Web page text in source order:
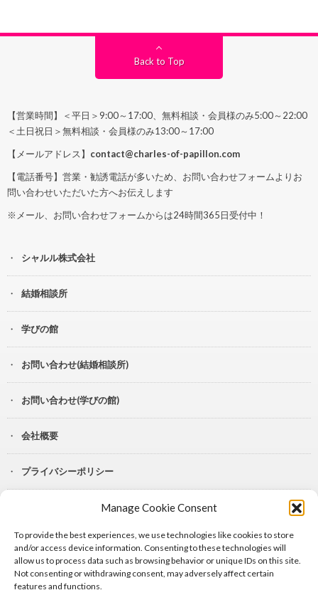
Manage Cookie Consent
To provide the best experiences, we use technologies like cookies to store
and/or access device information. Consenting to these technologies will
allow us to process data such as browsing behavior or unique IDs on this site.
Not consenting or withdrawing consent, may adversely affect certain
features and functions.
Back to Top
【営業時間】＜平日＞9:00～17:00、無料相談・会員様のみ5:00～22:00
＜土日祝日＞無料相談・会員様のみ13:00～17:00
【メールアドレス】 contact@charles-of-papillon.com
【電話番号】営業・勧誘電話が多いため、お問い合わせフォームよりお
問い合わせいただいた方へお伝えします
※メール、お問い合わせフォームからは24時間365日受付中！
シャルル株式会社
結婚相談所
学びの館
お問い合わせ(結婚相談所)
お問い合わせ(学びの館)
会社概要
プライバシーポリシー
Lit.Link